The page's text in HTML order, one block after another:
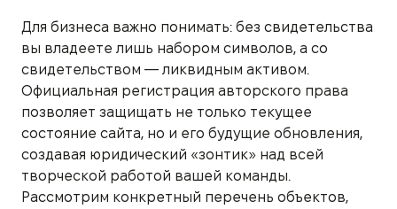
Для бизнеса важно понимать: без свидетельства
вы владеете лишь набором символов, а со
свидетельством — ликвидным активом.
Официальная регистрация авторского права
позволяет защищать не только текущее
состояние сайта, но и его будущие обновления,
создавая юридический «зонтик» над всей
творческой работой вашей команды.
Рассмотрим конкретный перечень объектов,